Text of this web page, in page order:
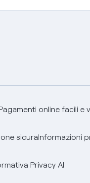
online facili e
sicuraInformazioni
Privacy AI